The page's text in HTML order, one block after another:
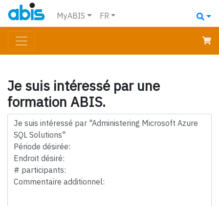
MyABIS FR
Je suis intéressé par une
formation ABIS.